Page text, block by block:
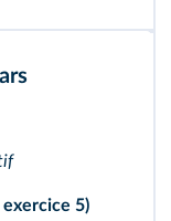
5)